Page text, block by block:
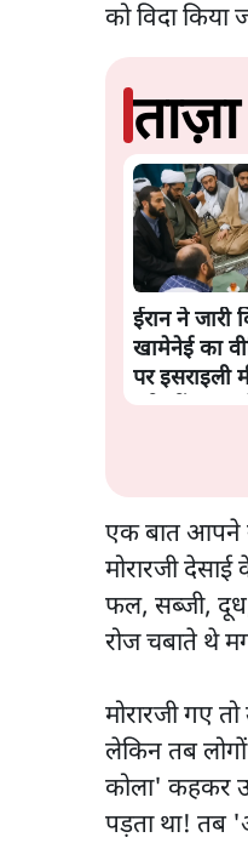
को विदा किया
ईरान ने जारी
खामेनेई का
पर इसराइली
एक बात आपने
मोरारजी
फल, सब्जी,
रोज चबाते थे
मोरारजी गए
लेकिन तब
कोला' कहकर
पड़ता था! तब